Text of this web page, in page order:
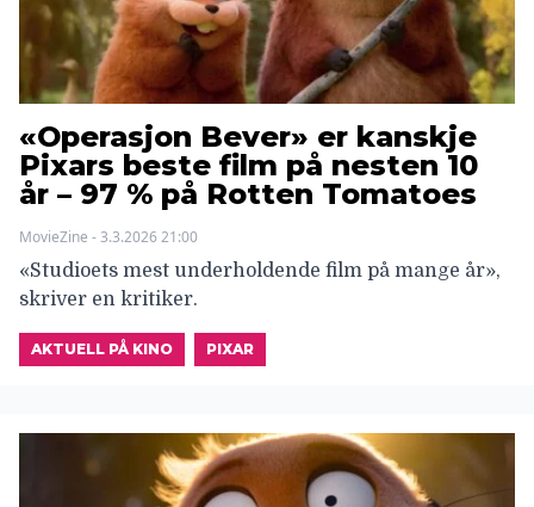
«Operasjon Bever» er kanskje
Pixars beste film på nesten 10
år – 97 % på Rotten Tomatoes
MovieZine - 3.3.2026 21:00
«Studioets mest underholdende film på mange år»,
skriver en kritiker.
AKTUELL PÅ KINO PIXAR